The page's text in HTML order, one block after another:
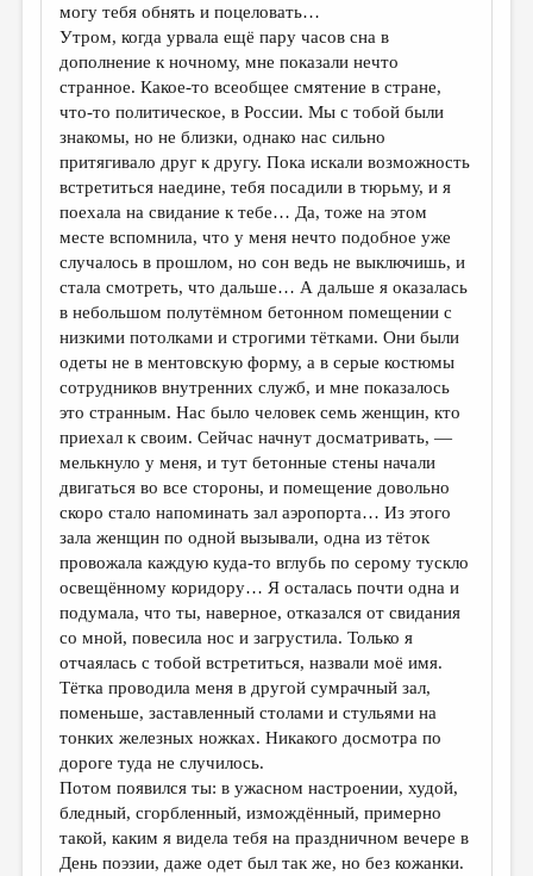
могу тебя обнять и поцеловать…
Утром, когда урвала ещё пару часов сна в
дополнение к ночному, мне показали нечто
странное. Какое-то всеобщее смятение в стране,
что-то политическое, в России. Мы с тобой были
знакомы, но не близки, однако нас сильно
притягивало друг к другу. Пока искали возможность
встретиться наедине, тебя посадили в тюрьму, и я
поехала на свидание к тебе… Да, тоже на этом
месте вспомнила, что у меня нечто подобное уже
случалось в прошлом, но сон ведь не выключишь, и
стала смотреть, что дальше… А дальше я оказалась
в небольшом полутёмном бетонном помещении с
низкими потолками и строгими тётками. Они были
одеты не в ментовскую форму, а в серые костюмы
сотрудников внутренних служб, и мне показалось
это странным. Нас было человек семь женщин, кто
приехал к своим. Сейчас начнут досматривать, —
мелькнуло у меня, и тут бетонные стены начали
двигаться во все стороны, и помещение довольно
скоро стало напоминать зал аэропорта… Из этого
зала женщин по одной вызывали, одна из тёток
провожала каждую куда-то вглубь по серому тускло
освещённому коридору… Я осталась почти одна и
подумала, что ты, наверное, отказался от свидания
со мной, повесила нос и загрустила. Только я
отчаялась с тобой встретиться, назвали моё имя.
Тётка проводила меня в другой сумрачный зал,
поменьше, заставленный столами и стульями на
тонких железных ножках. Никакого досмотра по
дороге туда не случилось.
Потом появился ты: в ужасном настроении, худой,
бледный, сгорбленный, измождённый, примерно
такой, каким я видела тебя на праздничном вечере в
День поэзии, даже одет был так же, но без кожанки.